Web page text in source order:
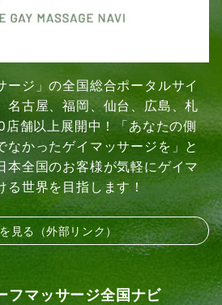
ージ」の全国総合ポータルサイ
名古屋、福岡、仙台、広島、札
舗以上展開中！「あなたの側
なかったゲイマッサージを」と
本全国のお客様が気軽にゲイマ
る世界を目指します！
見る（外部リンク）
フマッサージ全国ナビ